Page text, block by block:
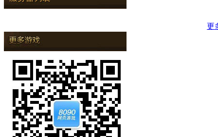
更